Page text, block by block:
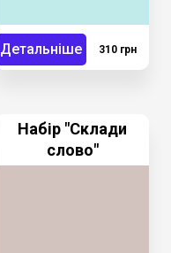
Детальніше 310 грн
Набір "Склади
слово"